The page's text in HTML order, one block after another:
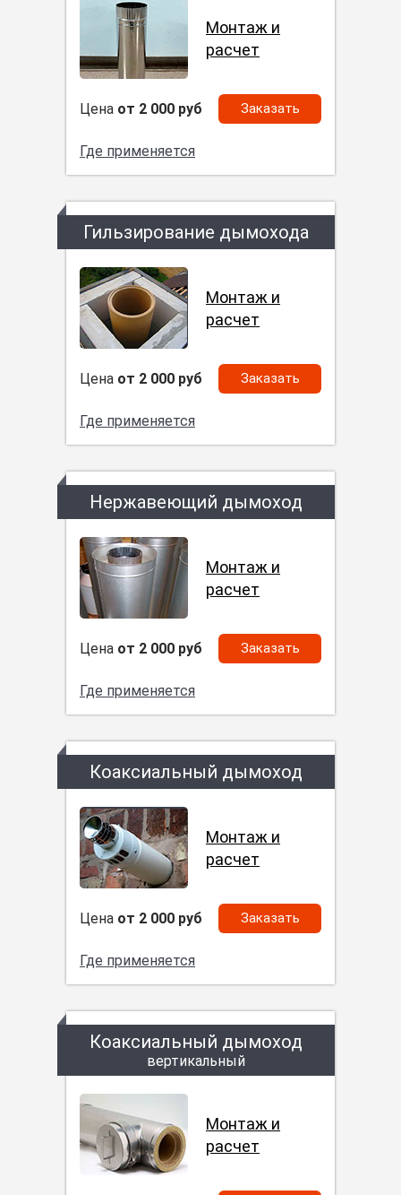
Монтаж и
расчет
Цена от 2 000 руб Заказать
Где применяется
Гильзирование дымохода
Монтаж и
расчет
Цена от 2 000 руб Заказать
Где применяется
Нержавеющий дымоход
Монтаж и
расчет
Цена от 2 000 руб Заказать
Где применяется
Коаксиальный дымоход
Монтаж и
расчет
Цена от 2 000 руб Заказать
Где применяется
Коаксиальный дымоход
вертикальный
Монтаж и
расчет